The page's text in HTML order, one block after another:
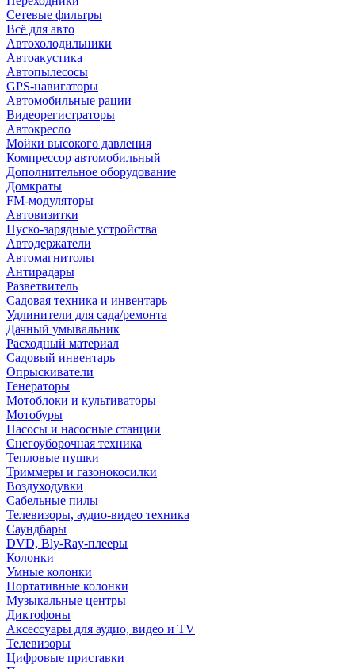
Сетевые фильтры
Всё для авто
Автохолодильники
Автоакустика
Автопылесосы
GPS-навигаторы
Автомобильные рации
Видеорегистраторы
Автокресло
Мойки высокого давления
Компрессор автомобильный
Дополнительное оборудование
Домкраты
FM-модуляторы
Автовизитки
Пуско-зарядные устройства
Автодержатели
Автомагнитолы
Антирадары
Разветвитель
Садовая техника и инвентарь
Удлинители для сада/ремонта
Дачный умывальник
Расходный материал
Садовый инвентарь
Опрыскиватели
Генераторы
Мотоблоки и культиваторы
Мотобуры
Насосы и насосные станции
Снегоуборочная техника
Тепловые пушки
Триммеры и газонокосилки
Воздуходувки
Сабельные пилы
Телевизоры, аудио-видео техника
Саундбары
DVD, Bly-Ray-плееры
Колонки
Умные колонки
Портативные колонки
Музыкальные центры
Диктофоны
Аксессуары для аудио, видео и TV
Телевизоры
Цифровые приставки